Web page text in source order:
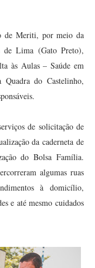
de Meriti, por meio da
de Lima (Gato Preto),
às Aulas – Saúde em
do Castelinho,
de solicitação de
da caderneta de
do Bolsa Família.
algumas ruas
à domicílio,
e até mesmo cuidados